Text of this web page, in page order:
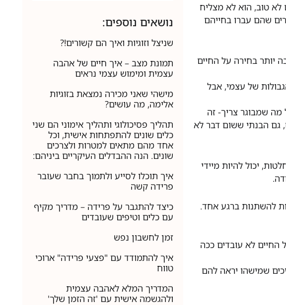
טוב, הוא לא מצליח
שהם עברו בחייהם
יותר בחירה על החיים
של עצמי, אבל
מה שמבוגר צריך- זה
גם הבנתי ששום דבר לא
יכול להיות מיידי
להשתנות ברגע אחד.
החיים לא עובדים ככה
שמישהו יראה להם
נושאים נוספים:
שניצל וזוגיות ואיך הם קשורים!?
תמונת מצב – איך חיים של אהבה
עצמית ומימוש עצמי נראים
מישהי שאני מכירה נמצאת בזוגיות
אלימה, מה עושים?
תהליך פסיכולוגי ותהליך אימוני הם שני
כלים שונים להתפתחות אישית, וכל
אחד מהם מתאים למטרות ולצרכים
שונים. הנה ההבדלים העיקריים ביניהם:
איך תוכלו לסייע ולתמוך בחבר שעובר
פרידה קשה
כיצד להתגבר על פרידה – מדריך מקיף
עם כלים וטיפים שעובדים
זמן לחשבון נפש
איך להתמודד עם "פצעי פרידה" ארוכי
טווח
המדריך המלא לאהבה עצמית
ולהגשמה אישית עם 'זה הזמן שלך'